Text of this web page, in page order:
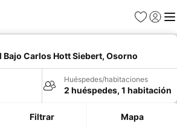
Favoritos
Iniciar
Carlos Hott Siebert, Osorno
Huéspedes/habitaciones
2 huéspedes, 1 habitación
Filtrar Mapa